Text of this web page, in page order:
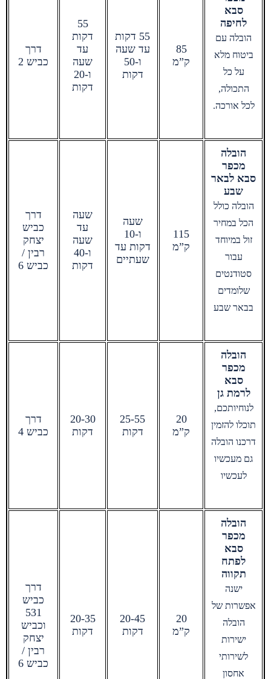
סבא
לחיפה
הובלה עם
ביטוח מלא
על כל
התכולה,
לכל אורכה.
85
ק”מ
55 דקות
עד שעה
ו-50
דקות
55
דקות
עד
שעה
ו-20
דקות
דרך
כביש 2
הובלה
מכפר
סבא לבאר
שבע
הובלה כולל
הכל במחיר
זול במיוחד
עבור
סטודנטים
שלומדים
בבאר שבע
115
ק”מ
שעה
ו-10
דקות עד
שעתיים
שעה
עד
שעה
ו-40
דקות
דרך
כביש
יצחק
רבין /
כביש 6
הובלה
מכפר
סבא
לרמת גן
לנוחיותכם,
תוכלו להזמין
דרכנו הובלה
גם מעכשיו
לעכשיו
20
ק”מ
25-55
דקות
20-30
דקות
דרך
כביש 4
הובלה
מכפר
סבא
לפתח
תקווה
ישנה
אפשרות של
הובלה
ישירות
לשירותי
אחסון
20
ק”מ
20-45
דקות
20-35
דקות
דרך
כביש
531
וכביש
יצחק
רבין /
כביש 6